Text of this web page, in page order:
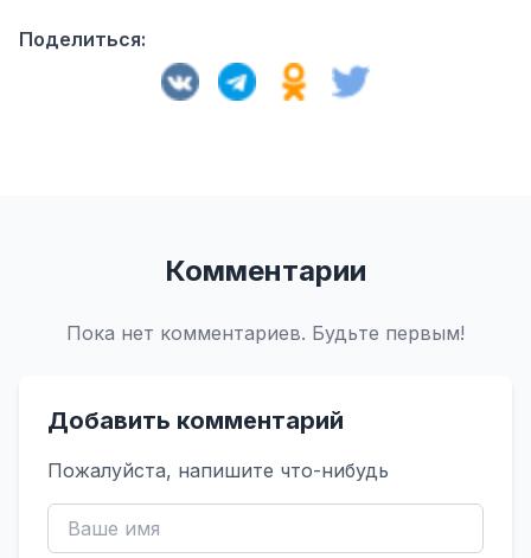
Поделиться:
Комментарии
Пока нет комментариев. Будьте первым!
Добавить комментарий
Пожалуйста, напишите что-нибудь